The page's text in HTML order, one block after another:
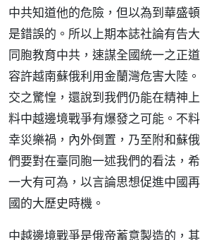
中共知道他的危險，但以為到華盛
是錯誤的。所以上期本誌社論有告
同胞教育中共，速謀全國統一之正
容許越南蘇俄利用金蘭灣危害大陸
交之驚惶，還說到我們仍能在精神
料中越邊境戰爭有爆發之可能。不
幸災樂禍，內外倒置，乃至附和蘇
們要對在臺同胞一述我們的看法，
一大有可為，以言論思想促進中國
國的大歷史時機。
中越邊境戰爭是俄帝蓄意製造的，